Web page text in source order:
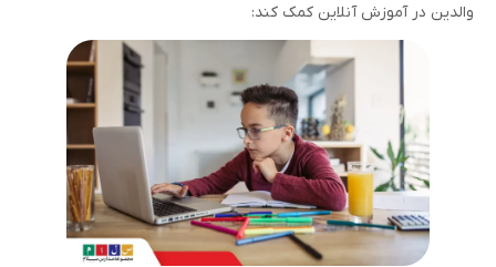
والدین در آموزش آنلاین کمک کند: